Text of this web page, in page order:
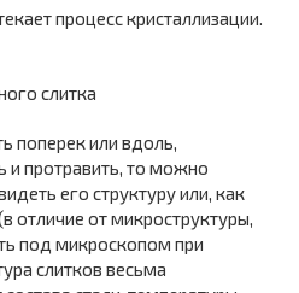
процесс кристаллиза­ции.
поперек или вдоль,
и протравить, то можно
его структуру или, как
отличие от микроструктуры,
под микроскопом при
слитков весьма